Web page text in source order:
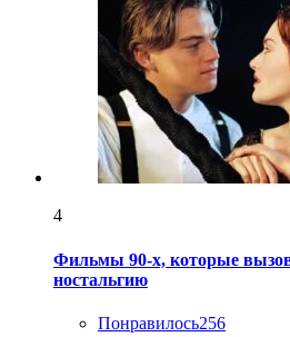
4
Фильмы 90-х, которые
ностальгию
Понравилось256